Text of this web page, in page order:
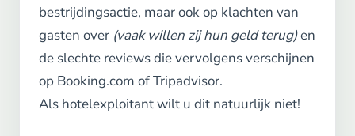
bestrijdingsactie, maar ook op klachten van
gasten over (vaak willen zij hun geld terug)en
de slechte reviews die vervolgens verschijnen
op Booking.com of Tripadvisor.
Als hotelexploitant wilt u dit natuurlijk niet!